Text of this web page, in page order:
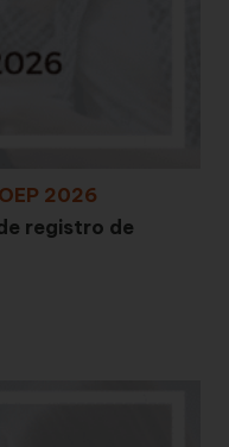
2026
registro de